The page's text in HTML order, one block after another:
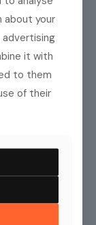
about your
advertising
it with
to them
of their